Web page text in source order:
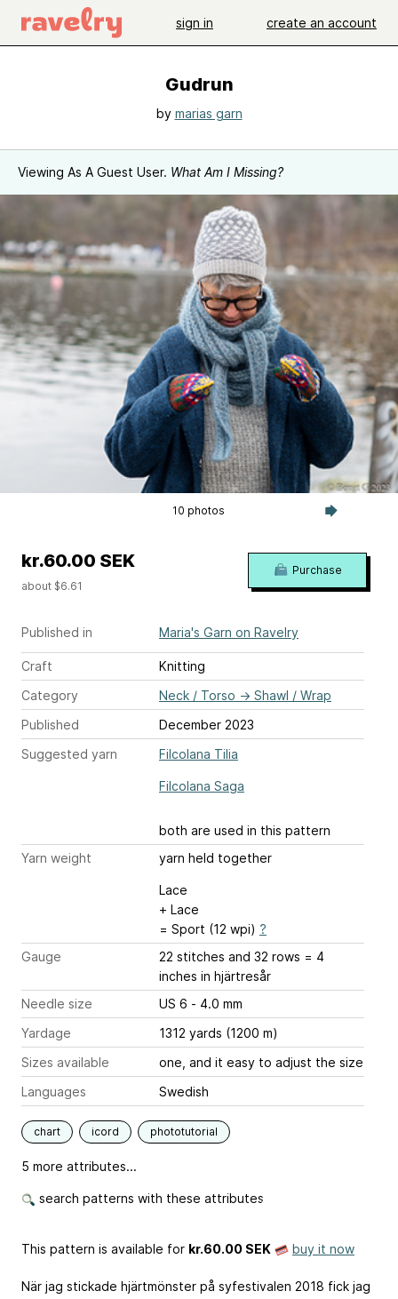
sign in create an account
Gudrun
by marias garn
Viewing As A Guest User. What Am I Missing?
10 photos
Published in Maria's Garn on Ravelry
Craft
Knitting
Category
Neck / Torso → Shawl / Wrap
Published
December 2023
Suggested yarn
Filcolana Tilia
Filcolana Saga
both are used in this pattern
Yarn weight
yarn held together
Lace
+ Lace
= Sport (12 wpi) ?
Gauge
22 stitches and 32 rows = 4
inches in hjärtresår
Needle size
US 6 - 4.0 mm
Yardage
1312 yards (1200 m)
Sizes available
one, and it easy to adjust the size
Languages
Swedish
chart icord phototutorial
5 more attributes...
search patterns with these attributes
kr.60.00 SEK
about $6.61
Purchase
This pattern is available for kr.60.00 SEK buy it now
När jag stickade hjärtmönster på syfestivalen 2018 fick jag